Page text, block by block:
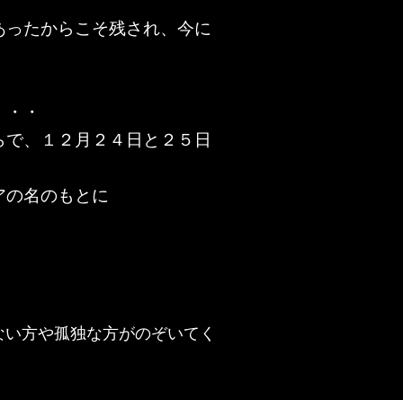
たからこそ残され、今に
・
、１２月２４日と２５日
名のもとに
方や孤独な方がのぞいてく